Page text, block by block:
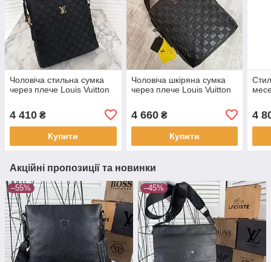
Чоловіча стильна сумка
через плече Louis Vuitton
4 410 ₴
Купити
Чоловіча шкіряна сумка
через плече Louis Vuitton
4 660₴
Купити
4
Акційні пропозиції та новинки
–55% –45%